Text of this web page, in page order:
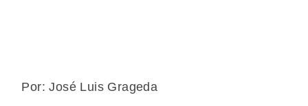
Por: José Luis Grageda